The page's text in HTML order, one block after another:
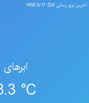
آخرین بروز رسانی 23:0 1405/5/17
ابرهای
°C